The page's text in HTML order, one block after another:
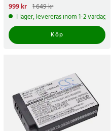
Nuvarande pris
pris:1 649 kr
999 kr 1 649 kr
I lager, levereras inom 1-2 vardagar
Köp